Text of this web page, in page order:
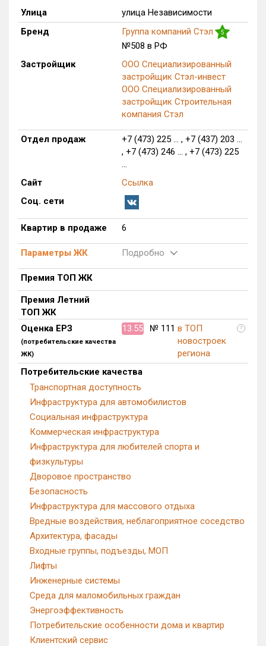
Только новые
с продажами
Жилых комплексов
Многоквартирных домов
Блокированных домов
Квартир, апартаментов,
блоков в БД
Улица
улица Независимости
Бренд
Группа компаний Стэл 5
№508 в РФ
Застройщик
ООО Специализированный
застройщик Стэл-инвест
ООО Специализированный
застройщик Строительная
компания Стэл
Отдел продаж
+7 (473) 225 ... , +7 (437) 203 ...
, +7 (473) 246 ... , +7 (473) 225
...
Сайт
Ссылка
Соц. сети
Квартир в продаже 6
Параметры ЖК Подробно
Премия ТОП ЖК
Премия Летний
ТОП ЖК
Оценка ЕРЗ
(потребительские качества
ЖК)
13.55 № 111 в ТОП
новостроек
региона
?
Потребительские качества
Транспортная доступность
Инфраструктура для автомобилистов
Социальная инфраструктура
Коммерческая инфраструктура
Инфраструктура для любителей спорта и
физкультуры
Дворовое пространство
Безопасность
Инфраструктура для массового отдыха
Вредные воздействия, неблагоприятное соседство
Архитектура, фасады
Входные группы, подъезды, МОП
Лифты
Инженерные системы
Среда для маломобильных граждан
Энергоэффективность
Потребительские особенности дома и квартир
Клиентский сервис